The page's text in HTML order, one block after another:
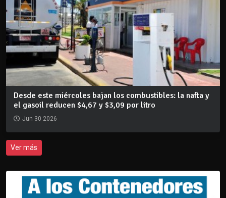
Desde este miércoles bajan los combustibles: la nafta y
el gasoil reducen $4,67 y $3,09 por litro
Jun 30 2026
Ver más